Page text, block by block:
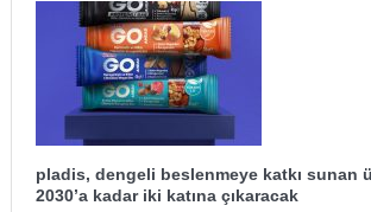
pladis, dengeli beslenmeye katkı sunan
2030’a kadar iki katına çıkaracak